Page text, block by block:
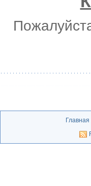
Главная